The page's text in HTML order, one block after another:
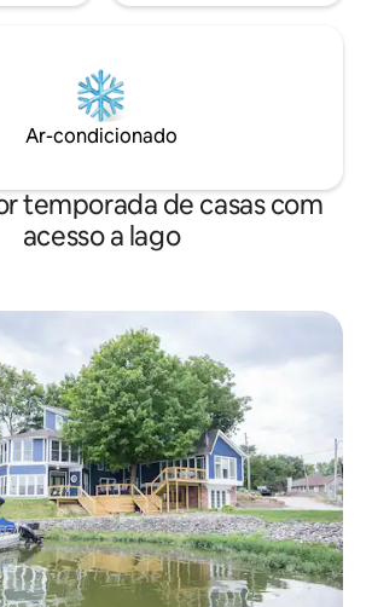
Ar-condicionado
temporada de casas com
acesso a lago